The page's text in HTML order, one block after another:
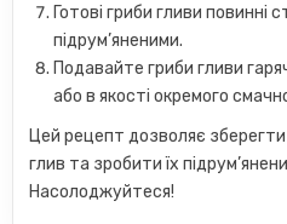
Готові гриби гливи повинні
підрум’яненими.
Подавайте гриби гливи
або в якості окремого
Цей рецепт дозволяє
глив та зробити їх
Насолоджуйтеся!